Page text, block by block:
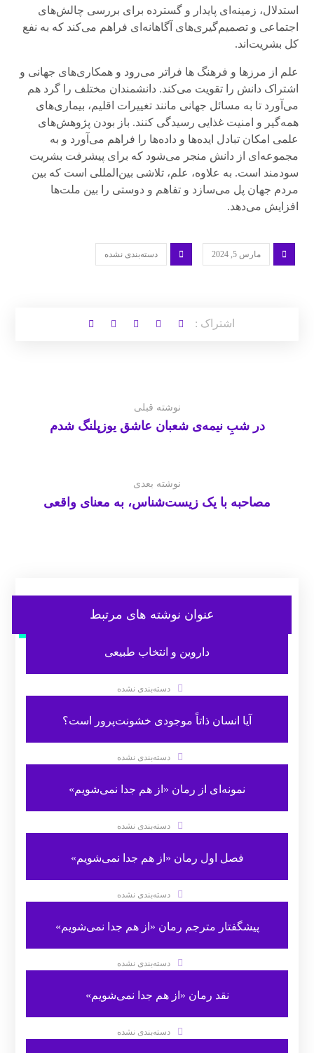
استدلال، زمینه‌ای پایدار و گسترده برای بررسی چالش‌های
اجتماعی و تصمیم‌گیری‌های آگاهانه‌ای فراهم می‌کند که به نفع
کل بشریت‌اند.
علم از مرزها و فرهنگ ها فراتر می‌رود و همکاری‌های جهانی و
اشتراک دانش را تقویت می‌کند. دانشمندان مختلف را گرد هم
می‌آورد تا به مسائل جهانی مانند تغییرات اقلیم، بیماری‌های
همه‌گیر و امنیت غذایی رسیدگی کنند. باز بودن پژوهش‌های
علمی امکان تبادل ایده‌ها و داده‌ها را فراهم می‌آورد و به
مجموعه‌ای از دانش منجر می‌شود که برای پیشرفت بشریت
سودمند است. به علاوه، علم، تلاشی بین‌المللی است که بین
مردم جهان پل می‌سازد و تفاهم و دوستی را بین ملت‌ها
افزایش می‌دهد.
مارس 5, 2024 دسته‌بندی نشده
نوشته قبلی
در شبِ نیمه‌ی شعبان عاشق یوزپلنگ شدم
نوشته بعدی
مصاحبه با یک زیست‌شناس، به معنای واقعی
عنوان ‫نوشته های مرتبط
داروین و انتخاب طبیعی
دسته‌بندی نشده
آیا انسان ذاتاً موجودی خشونت‌پرور است؟
دسته‌بندی نشده
نمونه‌ای از رمان «از هم جدا نمی‌شویم»
دسته‌بندی نشده
فصل اول رمان «از هم جدا نمی‌شویم»
دسته‌بندی نشده
پیشگفتار مترجم رمان «از هم جدا نمی‌شویم»
دسته‌بندی نشده
نقد رمان «از هم جدا نمی‌شویم»
دسته‌بندی نشده